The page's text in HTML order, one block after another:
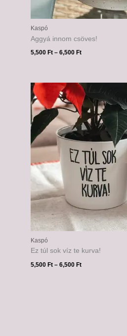
Kaspó
Aggyá innom csöves!
5,500 Ft – 6,500 Ft
Kaspó
Ez túl sok víz te kurva!
5,500 Ft – 6,500 Ft
5,500 Ft
-
6,500 Ft